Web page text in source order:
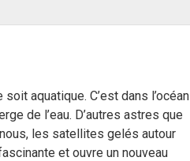
aquatique. C’est dans l’océan
de l’eau. D’autres astres que
les satellites gelés autour
et ouvre un nouveau